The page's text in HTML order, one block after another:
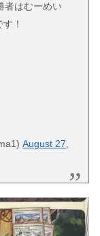
者はむーめい
！
August 27,